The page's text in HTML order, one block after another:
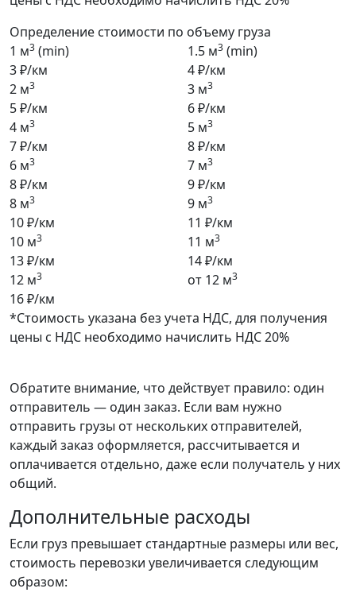
Определение стоимости по объему груза
1 м3 (min)
3 ₽/км
1.5 м3 (min)
4 ₽/км
2 м3
5 ₽/км
3 м3
6 ₽/км
4 м3
7 ₽/км
5 м3
8 ₽/км
6 м3
8 ₽/км
7 м3
9 ₽/км
8 м3
10 ₽/км
9 м3
11 ₽/км
10 м3
13 ₽/км
11 м3
14 ₽/км
12 м3
16 ₽/км
от 12 м3
*Стоимость указана без учета НДС, для получения
цены с НДС необходимо начислить НДС 20%
Обратите внимание, что действует правило: один
отправитель — один заказ. Если вам нужно
отправить грузы от нескольких отправителей,
каждый заказ оформляется, рассчитывается и
оплачивается отдельно, даже если получатель у них
общий.
Дополнительные расходы
Если груз превышает стандартные размеры или вес,
стоимость перевозки увеличивается следующим
образом: